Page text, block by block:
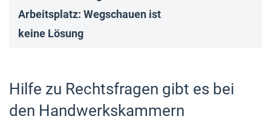
Arbeitsplatz: Wegschauen ist
keine Lösung
Hilfe zu Rechtsfragen gibt es bei
den Handwerkskammern